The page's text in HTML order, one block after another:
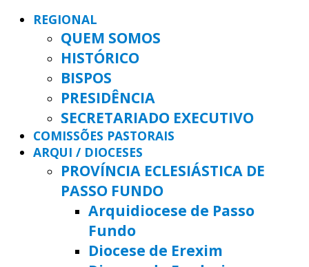
REGIONAL
QUEM SOMOS
HISTÓRICO
BISPOS
PRESIDÊNCIA
SECRETARIADO EXECUTIVO
COMISSÕES PASTORAIS
ARQUI / DIOCESES
PROVÍNCIA ECLESIÁSTICA DE
PASSO FUNDO
Arquidiocese de Passo
Fundo
Diocese de Erexim